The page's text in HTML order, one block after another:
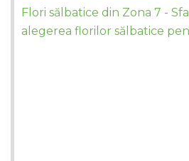
Flori sălbatice din Zona 7 -
alegerea florilor sălbatice